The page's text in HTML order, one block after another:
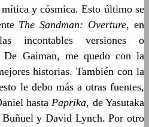
y cósmica. Esto último se
The Sandman: Overture, en
incontables versiones o
De Gaiman, me quedo con la
historias. También con la
le debo más a otras fuentes,
hastaPaprika, de Yasutaka
y David Lynch. Por otro